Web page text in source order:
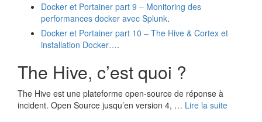
Docker et Portainer part 9 – Monitoring des
performances docker avec Splunk.
Docker et Portainer part 10 – The Hive & Cortex et
installation Docker….
The Hive, c’est quoi ?
The Hive est une plateforme open-source de réponse à
incident. Open Source jusqu’en version 4, … Lire la suite